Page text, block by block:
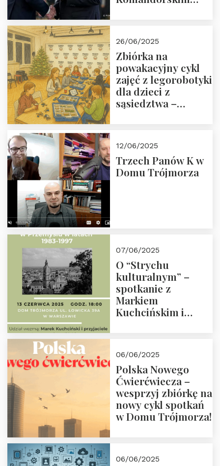
26/06/2025
Zbiórka na
powakacyjny cykl
zajęć z legorobotyki
dla dzieci z
sąsiedztwa –
Fundacji
12/06/2025
Trzech Panów K w
Domu Trójmorza
07/06/2025
O “Strychu
kulturalnym” –
spotkanie z
Markiem
Kuchcińskim i
18:00
06/06/2025
Polska Nowego
Ćwierćwiecza –
wesprzyj zbiórkę na
nowy cykl spotkań
w Domu Trójmorza!
06/06/2025